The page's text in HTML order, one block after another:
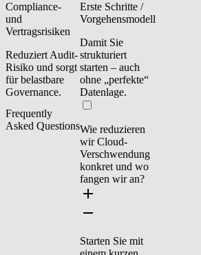
Compliance-
und
Vertragsrisiken
Reduziert Audit-
Risiko und sorgt
für belastbare
Governance.
Erste Schritte /
Vorgehensmodell
Damit Sie
strukturiert
starten – auch
ohne „perfekte“
Datenlage.
Frequently
Asked QuestionsWie reduzieren
wir Cloud-
Verschwendung
konkret und wo
fangen wir an?
Starten Sie mit